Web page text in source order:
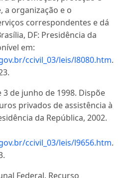
a organização e o
correspondentes e dá
DF: Presidência da
em:
ccivil_03/leis/l8080.htm.
3 de junho de 1998. Dispõe
privados de assistência à
da República, 2002.
ccivil_03/leis/l9656.htm.
Federal. Recurso